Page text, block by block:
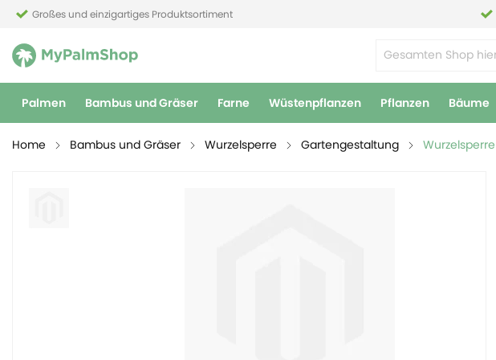
Großes und einzigartiges Produktsortiment
Palmen Bambus und Gräser Farne Wüstenpflanzen Pflanzen Bäume
Home Bambus und Gräser Wurzelsperre Gartengestaltung Wurzelsperre